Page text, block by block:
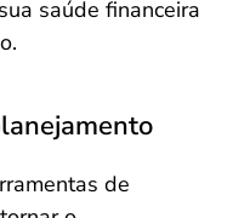
saúde financeira
de